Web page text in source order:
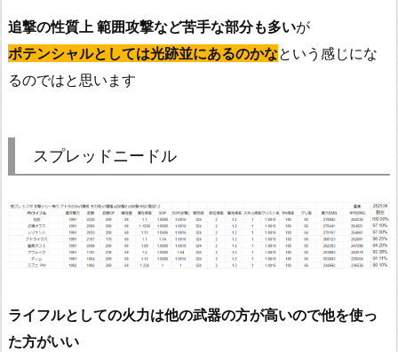
追撃の性質上 範囲攻撃など苦手な部分も多いが
ポテンシャルとしては光跡並にあるのかなという感じにな
るのではと思います
スプレッドニードル
ライフルとしての火力は他の武器の方が高いので他を使っ
た方がいい